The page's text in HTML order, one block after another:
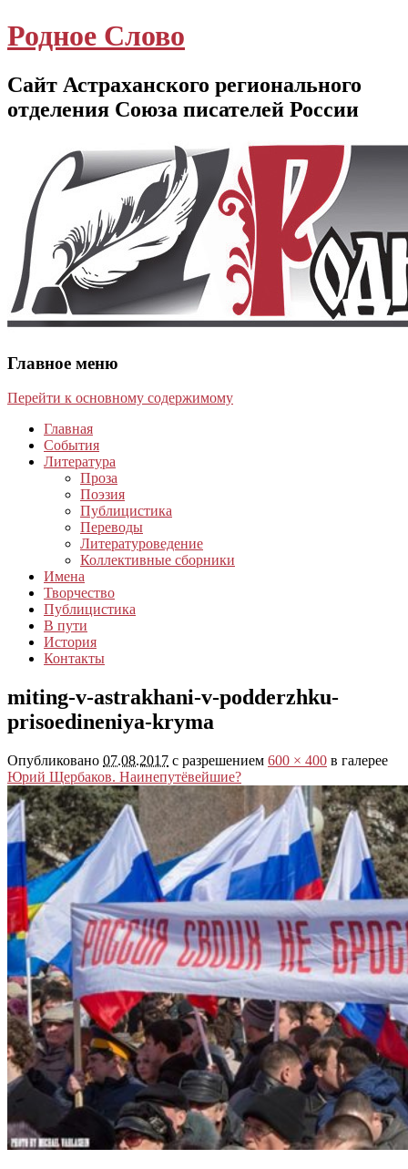
Родное Слово
Сайт Астраханского регионального
отделения Союза писателей России
Главное меню
Перейти к основному содержимому
Главная
События
Литература
Проза
Поэзия
Публицистика
Переводы
Литературоведение
Коллективные сборники
Имена
Творчество
Публицистика
В пути
История
Контакты
miting-v-astrakhani-v-podderzhku-
prisoedineniya-kryma
Опубликовано 07.08.2017 с разрешением 600 × 400 в галерее
Юрий Щербаков. Наинепутёвейшие?